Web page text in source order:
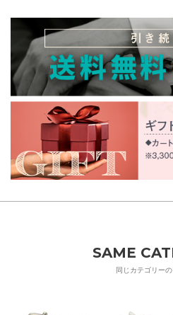
SAME
同じカテゴリー